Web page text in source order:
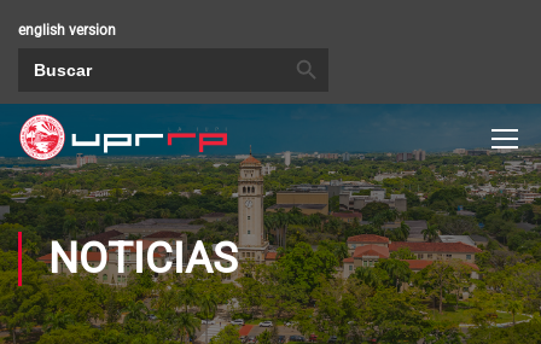
english version
NOTICIAS